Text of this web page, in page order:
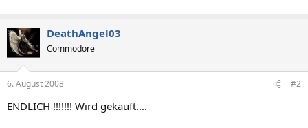
DeathAngel03
Commodore
6. August 2008 #2
ENDLICH !!!!!!! Wird gekauft....